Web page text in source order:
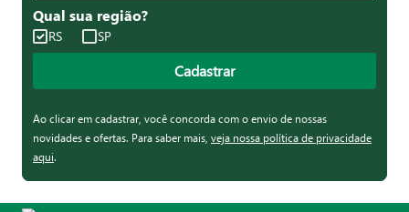
Qual sua região?
RS SP
Cadastrar
Ao clicar em cadastrar, você concorda com o envio de nossas
novidades e ofertas. Para saber mais, veja nossa política de privacidade
aqui.